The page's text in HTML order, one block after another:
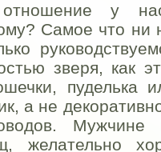
у
Самое что ни
зверя, как
пуделька
а не
Мужчине
желательно